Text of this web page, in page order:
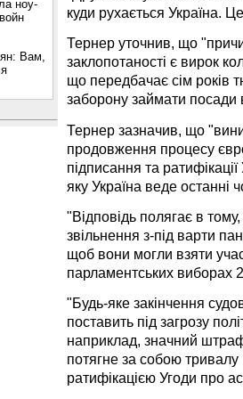
ноу-
Вам,
куди рухається Україна.
Тернер уточнив, що
заклопотаності є вирок
що передбачає сім років
заборону займати
Тернер зазначив, що
продовження процесу
підписання та
яку Україна веде останні
"Відповідь полягає в
звільнення з-під варти
щоб вони могли взяти
парламентських виборах
"Будь-яке закінчення
поставить під загрозу
наприклад, значний
потягне за собою тривалу
ратифікацією Угоди про